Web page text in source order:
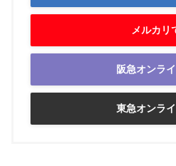
メルカリ
阪急オンラ
東急オンラ